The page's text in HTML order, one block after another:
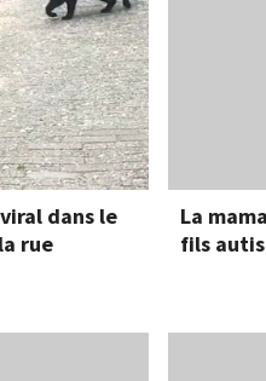
dans le
rue
La
fils